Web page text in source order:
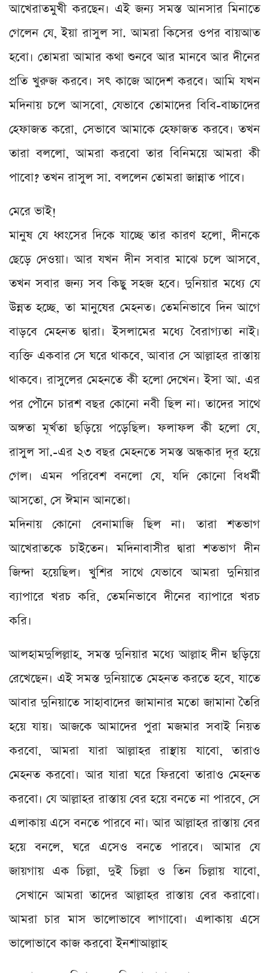
আখেরাতমুখী করছেন। এই জন্য সমস্ত আনসার মিনাতে
গেলেন যে, ইয়া রাসুল সা. আমরা কিসের ওপর বায়আত
হবো। তোমরা আমার কথা শুনবে আর মানবে আর দীনের
প্রতি খুরুজ করবে। সৎ কাজে আদেশ করবে। আমি যখন
মদিনায় চলে আসবো, যেভাবে তোমাদের বিবি-বাচ্চাদের
হেফাজত করো, সেভাবে আমাকে হেফাজত করবে। তখন
তারা বললো, আমরা করবো তার বিনিময়ে আমরা কী
পাবো? তখন রাসুল সা. বললেন তোমরা জান্নাত পাবে।
মেরে ভাই!
মানুষ যে ধ্বংসের দিকে যাচ্ছে তার কারণ হলো, দীনকে
ছেড়ে দেওয়া। আর যখন দীন সবার মাঝে চলে আসবে,
তখন সবার জন্য সব কিছু সহজ হবে। দুনিয়ার মধ্যে যে
উন্নত হচ্ছে, তা মানুষের মেহনত। তেমনিভাবে দিন আগে
বাড়বে মেহনত দ্বারা। ইসলামের মধ্যে বৈরাগ্যতা নাই।
ব্যক্তি একবার সে ঘরে থাকবে, আবার সে আল্লাহর রাস্তায়
থাকবে। রাসুলের মেহনতে কী হলো দেখেন। ইসা আ. এর
পর পৌনে চারশ বছর কোনো নবী ছিল না। তাদের সাথে
অঙ্গতা মূর্খতা ছড়িয়ে পড়েছিল। ফলাফল কী হলো যে,
রাসুল সা.-এর ২৩ বছর মেহনতে সমস্ত অন্ধকার দূর হয়ে
গেল। এমন পরিবেশ বনলো যে, যদি কোনো বিধর্মী
আসতো, সে ঈমান আনতো।
মদিনায় কোনো বেনামাজি ছিল না। তারা শতভাগ
আখেরাতকে চাইতেন। মদিনাবাসীর দ্বারা শতভাগ দীন
জিন্দা হয়েছিল। খুশির সাথে যেভাবে আমরা দুনিয়ার
ব্যাপারে খরচ করি, তেমনিভাবে দীনের ব্যাপারে খরচ
করি।
আলহামদুলিল্লাহ, সমস্ত দুনিয়ার মধ্যে আল্লাহ দীন ছড়িয়ে
রেখেছেন। এই সমস্ত দুনিয়াতে মেহনত করতে হবে, যাতে
আবার দুনিয়াতে সাহাবাদের জামানার মতো জামানা তৈরি
হয়ে যায়। আজকে আমাদের পুরা মজমার সবাই নিয়ত
করবো, আমরা যারা আল্লাহর রাস্থায় যাবো, তারাও
মেহনত করবো। আর যারা ঘরে ফিরবো তারাও মেহনত
করবো। যে আল্লাহর রাস্তায় বের হয়ে বনতে না পারবে, সে
এলাকায় এসে বনতে পারবে না। আর আল্লাহর রাস্তায় বের
হয়ে বনলে, ঘরে এসেও বনতে পারবে। আমার যে
জায়গায় এক চিল্লা, দুই চিল্লা ও তিন চিল্লায় যাবো,
সেখানে আমরা তাদের আল্লাহর রাস্তায় বের করাবো।
আমরা চার মাস ভালোভাবে লাগাবো। এলাকায় এসে
ভালোভাবে কাজ করবো ইনশাআল্লাহ